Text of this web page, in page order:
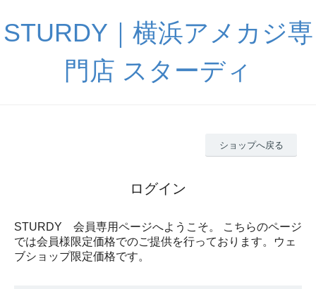
STURDY｜横浜アメカジ専
門店 スターディ
ショップへ戻る
ログイン
STURDY 会員専用ページへようこそ。 こちらのページ
では会員様限定価格でのご提供を行っております。ウェ
ブショップ限定価格です。